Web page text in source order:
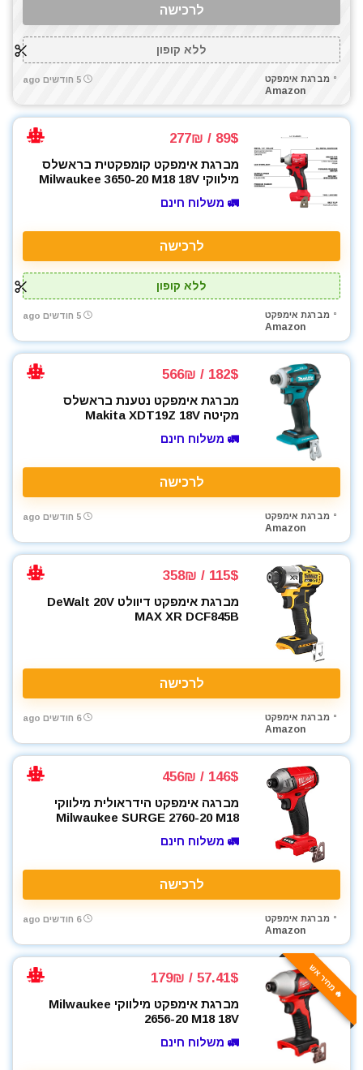
לרכישה
ללא קופון
מברגת אימפקט
Amazon
5 חודשים ago
89$ / 277₪
מברגת אימפקט קומפקטית בראשלס
מילווקי Milwaukee 3650-20 M18 18V
🚛 משלוח חינם
לרכישה
ללא קופון
מברגת אימפקט
Amazon
5 חודשים ago
182$ / 566₪
מברגת אימפקט נטענת בראשלס
מקיטה Makita XDT19Z 18V
🚛 משלוח חינם
לרכישה
מברגת אימפקט
Amazon
5 חודשים ago
115$ / 358₪
מברגת אימפקט דיוולט DeWalt 20V
MAX XR DCF845B
לרכישה
מברגת אימפקט
Amazon
6 חודשים ago
146$ / 456₪
מברגה אימפקט הידראולית מילווקי
Milwaukee SURGE 2760-20 M18
🚛 משלוח חינם
לרכישה
מברגת אימפקט
Amazon
6 חודשים ago
🔥 מחיר אש 57.41$ / 179₪
מברגת אימפקט מילווקי Milwaukee
2656-20 M18 18V
🚛 משלוח חינם